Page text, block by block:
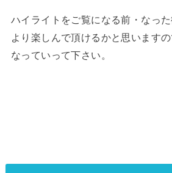
ハイライトをご覧になる前・なっ
より楽しんで頂けるかと思います
なっていって下さい。